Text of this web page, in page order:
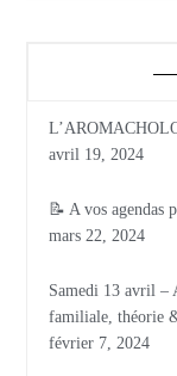
avril 19, 2024
📝 A vos agendas
mars 22, 2024
Samedi 13 avril –
familiale, théorie
février 7, 2024